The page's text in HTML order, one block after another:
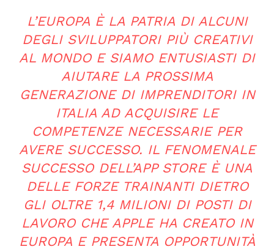
L’EUROPA È LA PATRIA DI ALCUNI
DEGLI SVILUPPATORI PIÙ CREATIVI
AL MONDO E SIAMO ENTUSIASTI DI
AIUTARE LA PROSSIMA
GENERAZIONE DI IMPRENDITORI IN
ITALIA AD ACQUISIRE LE
COMPETENZE NECESSARIE PER
AVERE SUCCESSO. IL FENOMENALE
SUCCESSO DELL’APP STORE È UNA
DELLE FORZE TRAINANTI DIETRO
GLI OLTRE 1,4 MILIONI DI POSTI DI
LAVORO CHE APPLE HA CREATO IN
EUROPA E PRESENTA OPPORTUNITÀ